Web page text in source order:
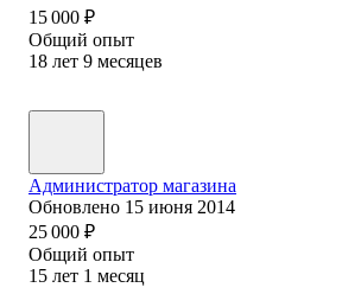
15 000 ₽
Общий опыт
18 лет 9 месяцев
Администратор магазина
Обновлено 15 июня 2014
25 000 ₽
Общий опыт
15 лет 1 месяц